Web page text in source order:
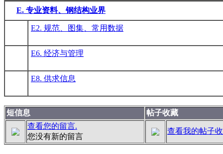
E. 专业资料、钢结构业界
E2. 规范、图集、常用数据
E6. 经济与管理
E8. 供求信息
短信息
帖子收藏
查看您的留言.
您没有新的留言
查看我的帖子